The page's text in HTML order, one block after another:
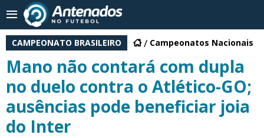
CAMPEONATO BRASILEIRO Campeonatos Nacionais
Mano não contará com dupla
no duelo contra o Atlético-GO;
ausências pode beneficiar joia
do Inter